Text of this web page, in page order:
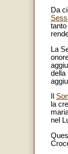
Da
La
della
la
nel